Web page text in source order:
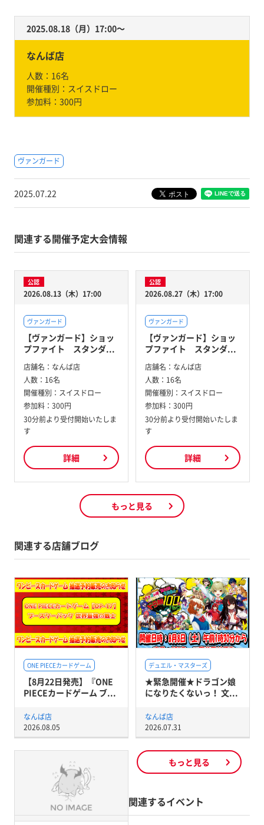
2025.08.18（月）17:00〜
なんば店
人数： 16名
開催種別： スイスドロー
参加料： 300円
ヴァンガード
2025.07.22
関連する開催予定大会情報
公認
2026.08.13（木）17:00
ヴァンガード
【ヴァンガード】ショッ
プファイト スタンダ...
店舗名： なんば店
人数： 16名
開催種別： スイスドロー
参加料： 300円
30分前より受付開始いたしま
す
詳細
公認
2026.08.27（木）17:00
ヴァンガード
【ヴァンガード】ショッ
プファイト スタンダ...
店舗名： なんば店
人数： 16名
開催種別： スイスドロー
参加料： 300円
30分前より受付開始いたしま
す
詳細
もっと見る
関連する店舗ブログ
ONE PIECEカードゲーム
【8月22日発売】『ONE
PIECEカードゲーム ブ...
なんば店
2026.08.05
デュエル・マスターズ
★緊急開催★ドラゴン娘
になりたくないっ！ 文...
なんば店
2026.07.31
もっと見る
関連するイベント